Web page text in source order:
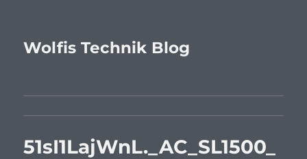
Wolfis Technik Blog
51sI1LajWnL._AC_SL1500_